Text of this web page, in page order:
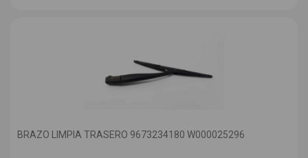
BRAZO LIMPIA TRASERO 9673234180 W000025296